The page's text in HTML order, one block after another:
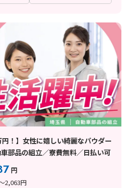
円！】女性に嬉しい綺麗なパウダー
部品の組立／寮費無料／日払い可
円
2,063円